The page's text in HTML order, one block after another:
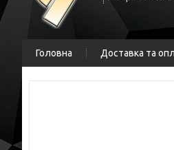
Головна Доставка та